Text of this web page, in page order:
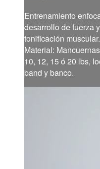
Entrenamiento
desarrollo de fuerza y
tonificación muscular.
Material:
10, 12, 15 ó 20 lbs,
band y banco.